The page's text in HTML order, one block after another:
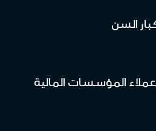
السن
المؤسسات المالية